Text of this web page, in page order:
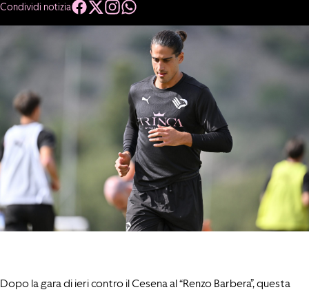
Condividi notizia
Dopo la gara di ieri contro il Cesena al “Renzo Barbera”, questa